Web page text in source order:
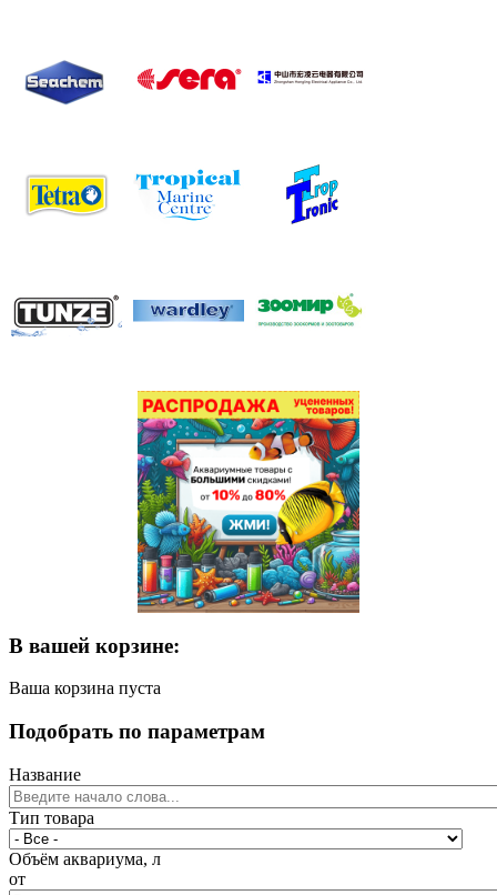
В вашей корзине:
Ваша корзина пуста
Подобрать по параметрам
Название
Тип товара
Объём аквариума, л
от